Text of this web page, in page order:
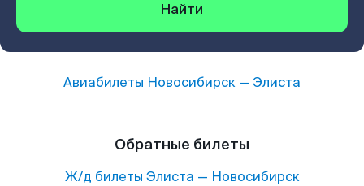
Найти
Авиабилеты Новосибирск — Элиста
Обратные билеты
Ж/д билеты Элиста — Новосибирск